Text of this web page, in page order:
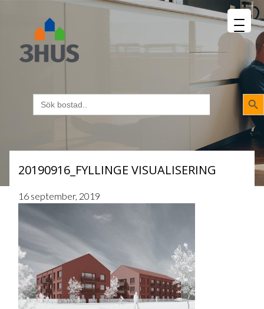
Sök
efter:
20190916_FYLLINGE VISUALISERING
16 september, 2019
MENU